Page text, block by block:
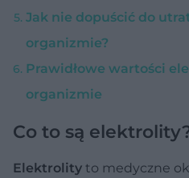
Jak nie dopuścić do
organizmie?
Prawidłowe wartości
organizmie
Co to są
Elektrolity to medyczne